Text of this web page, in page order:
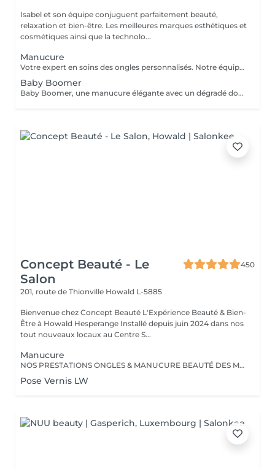
Isabel et son équipe conjuguent parfaitement beauté,
relaxation et bien-être. Les meilleures marques esthétiques et
cosmétiques ainsi que la technolo...
Manucure
Votre expert en soins des ongles personnalisés. Notre équipe de prothésistes ongulaires diplômées vous offre une gamme complète de services pour des ongles magnifiques et durables. Expertise et Professionnalisme : Prothésistes qualifiées et expérimentées : o Isabel, o Francesca, o Fatima, o Deborah, o Patricia, o Mirza, Des produits de haute qualité, aux couleurs variées pour des résultats éclatants et durables. Garantie de beauté et santé de vos ongles. Services adaptés à vos goûts et votre personnalité Capsules pour allonger rapidement vos ongles. Rallongement en Gel : Pour un résultat naturel et durable. Remplissage toute les 3 a 4 semaines pour comble la repousse et préserve l'intégrité de la pose initiale. Manucure Soins et esthétisme pour des ongles en pleine santé et élégants. Nos Techniques Manucure Combinée : Soins complets et embellissement. Vernis Semi-Permanent : Couleur durable sans pose de gel. Chablon ou Capsules : Pose traditionnelle ou look naturel.
Baby Boomer
Baby Boomer, une manucure élégante avec un dégradé doux allant d'un nude naturel à un blanc éclatant. Ce style chic est parfait pour toutes les occasions. Sublimez vos ongles avec cette tendance incontournable ! Réservez dès maintenant pour profiter d'un look sophistiqué. Ne manquez pas l'ocasion de briller !
Concept Beauté - Le
Salon
450
201, route de Thionville Howald L-5885
Bienvenue chez Concept Beauté L'Expérience Beauté & Bien-
Être à Howald Hesperange Installé depuis juin 2024 dans nos
tout nouveaux locaux au Centre S...
Manucure
NOS PRESTATIONS ONGLES & MANUCURE BEAUTÉ DES MAINS Manucure & Soin Nourrissant Offrez à vos mains un soin complet avec une manucure experte comprenant : Limage et mise en forme des ongles Soins des cuticules pour un contour net Massage nourrissant avec des soins hydratants ProNails En supplément : Application d'un vernis Longwear ou semi-permanent (en option) Une pause bien-être idéale pour retrouver des mains soignées et élégantes. OPTIONS À LA CARTE Personnalisez votre soin ! Selon vos envies, vous pouvez compléter votre manucure avec : Pose de vernis Longwear Pour une touche de couleur élégante Vernis semi-permanent Tenue parfaite jusqu'à 3 semaines Soin Spa Complet des mains Exfoliation, masque nourrissant et massage profond pour une détente absolue Offrez à vos mains un soin sur-mesure, réalisé par nos professionnelles expertes ! Notre équipe est composée d'expertes hautement qualifiées, dont certaines sont formatrices en onglerie dans notre centre Concept Beauté Distribution. Nous maîtrisons les dernières tendances et techniques pour garantir des prestations d'exception. Besoin d'un conseil personnalisé ? Nous sommes là pour vous guider vers la meilleure option selon votre type d'ongles et votre style de vie. Offrez à vos mains et à vos pieds l'expertise qu'ils méritent avec ProNails et notre équipe d'expertes !
Pose Vernis LW